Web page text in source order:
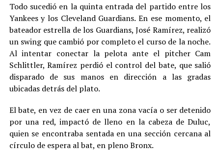
Todo sucedió en la quinta entrada del partido entre los
Yankees y los Cleveland Guardians. En ese momento, el
bateador estrella de los Guardians, José Ramírez, realizó
un swing que cambió por completo el curso de la noche.
Al intentar conectar la pelota ante el pitcher Cam
Schlittler, Ramírez perdió el control del bate, que salió
disparado de sus manos en dirección a las gradas
ubicadas detrás del plato.
El bate, en vez de caer en una zona vacía o ser detenido
por una red, impactó de lleno en la cabeza de Duluc,
quien se encontraba sentada en una sección cercana al
círculo de espera al bat, en pleno Bronx.